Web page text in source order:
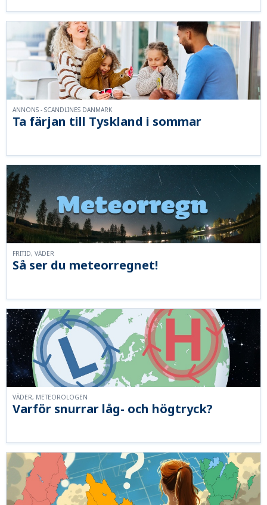
Ta färjan till Tyskland i sommar
ANNONS - SCANDLINES DANMARK
Så ser du meteorregnet!
FRITID, VÄDER
Varför snurrar låg- och högtryck?
VÄDER, METEOROLOGEN